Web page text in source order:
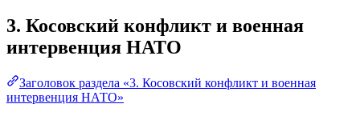
3. Косовский конфликт и военная
интервенция НАТО
Заголовок раздела «3. Косовский конфликт и военная
интервенция НАТО»